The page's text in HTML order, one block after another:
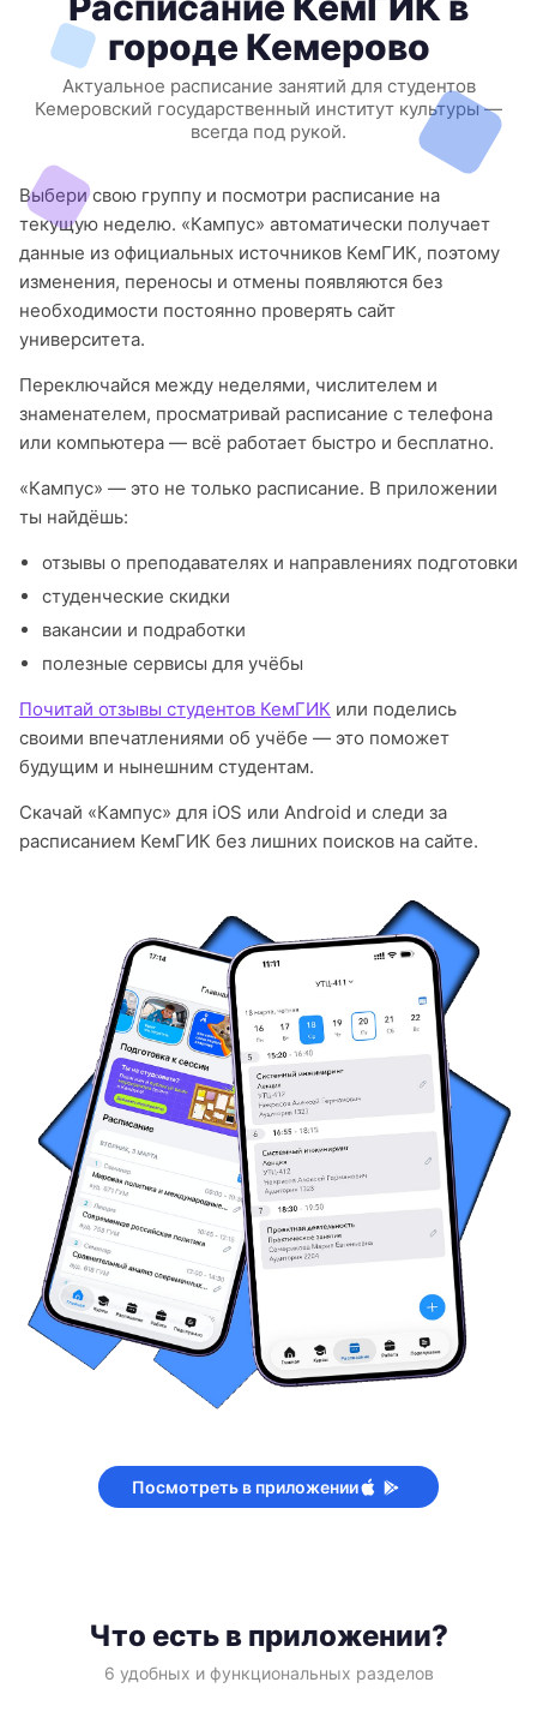
городе Кемерово
Актуальное расписание занятий для студентов
Кемеровский государственный институт культуры —
всегда под рукой.
Выбери свою группу и посмотри расписание на
текущую неделю. «Кампус» автоматически получает
данные из официальных источников КемГИК, поэтому
изменения, переносы и отмены появляются без
необходимости постоянно проверять сайт
университета.
Переключайся между неделями, числителем и
знаменателем, просматривай расписание с телефона
или компьютера — всё работает быстро и бесплатно.
«Кампус» — это не только расписание. В приложении
ты найдёшь:
отзывы о преподавателях и направлениях подготовки
студенческие скидки
вакансии и подработки
полезные сервисы для учёбы
Почитай отзывы студентов КемГИК или поделись
своими впечатлениями об учёбе — это поможет
будущим и нынешним студентам.
Скачай «Кампус» для iOS или Android и следи за
расписанием КемГИК без лишних поисков на сайте.
Посмотреть в приложении
Что есть в приложении?
6 удобных и функциональных разделов